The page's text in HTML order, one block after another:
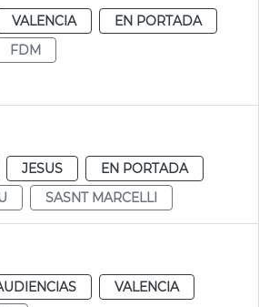
VALENCIA
EN PORTADA
FDM
JESUS
EN PORTADA
SASNT MARCELLI
VALENCIA